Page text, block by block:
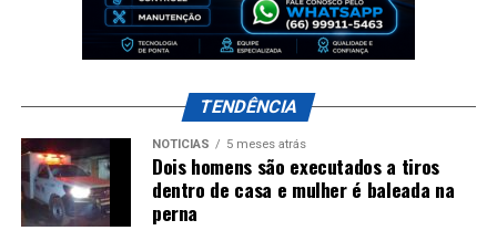
TENDÊNCIA
NOTÍCIAS 5 meses atrás
Dois homens são executados a tiros
dentro de casa e mulher é baleada na
perna